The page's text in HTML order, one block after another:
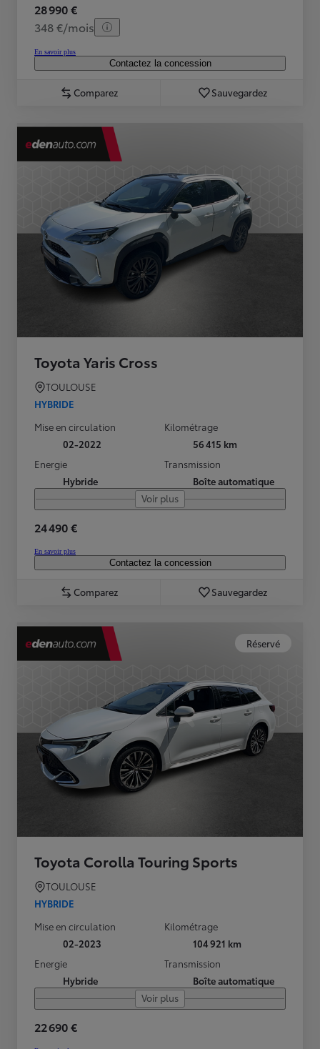
28 990 €
348 €/mois
En savoir plus
Contactez la concession
Comparez Sauvegardez
Toyota Yaris Cross
TOULOUSE
HYBRIDE
Mise en circulation
02-2022
Kilométrage
56 415 km
Energie
Hybride
Transmission
Boîte automatique
Voir plus
24 490 €
En savoir plus
Contactez la concession
Comparez Sauvegardez
Réservé
Toyota Corolla Touring Sports
TOULOUSE
HYBRIDE
Mise en circulation
02-2023
Kilométrage
104 921 km
Energie
Hybride
Transmission
Boîte automatique
Voir plus
22 690 €